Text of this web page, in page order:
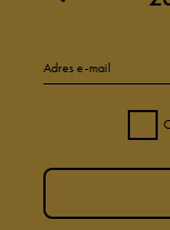
Adres e-mail